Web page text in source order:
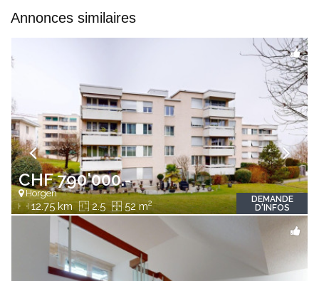
Annonces similaires
CHF 790'000.-
Horgen
12.75 km 2.5 52 m2
DEMANDE
D'INFOS